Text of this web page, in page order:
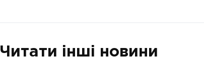
Читати інші новини